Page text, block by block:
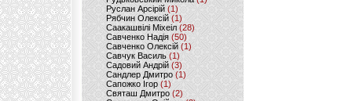
Руслан Арсірій(1)
Рябчин Олексій (1)
Саакашвілі Міхеіл(28)
Савченко Надія (50)
Савченко Олексій(1)
Савчук Василь (1)
Садовий Андрій (3)
Сандлер Дмитро(1)
Сапожко Ігор(1)
Святаш Дмитро (2)